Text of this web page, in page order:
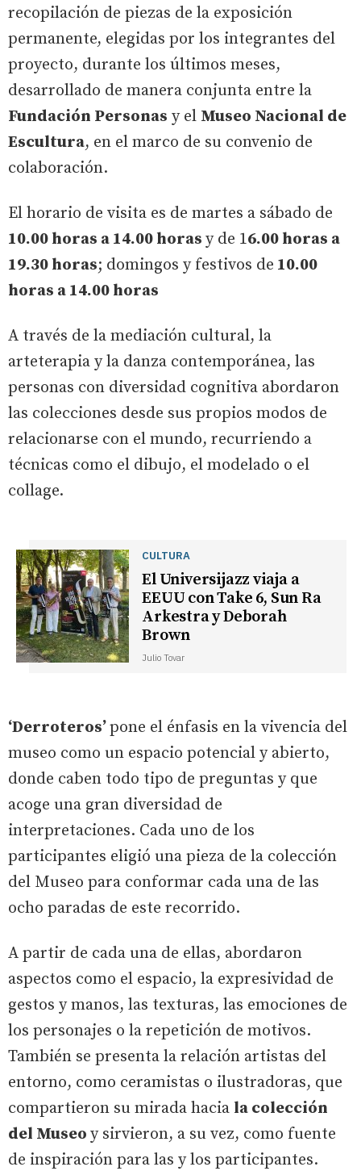
recopilación de piezas de la exposición
permanente, elegidas por los integrantes del
proyecto, durante los últimos meses,
desarrollado de manera conjunta entre la
Fundación Personas y el Museo Nacional de
Escultura, en el marco de su convenio de
colaboración.
El horario de visita es de martes a sábado de
10.00 horas a 14.00 horas y de 16.00 horas a
19.30 horas; domingos y festivos de 10.00
horas a 14.00 horas
A través de la mediación cultural, la
arteterapia y la danza contemporánea, las
personas con diversidad cognitiva abordaron
las colecciones desde sus propios modos de
relacionarse con el mundo, recurriendo a
técnicas como el dibujo, el modelado o el
collage.
CULTURA
El Universijazz viaja a
EEUU con Take 6, Sun Ra
Arkestra y Deborah
Brown
Julio Tovar
‘Derroteros’pone el énfasis en la vivencia del
museo como un espacio potencial y abierto,
donde caben todo tipo de preguntas y que
acoge una gran diversidad de
interpretaciones. Cada uno de los
participantes eligió una pieza de la colección
del Museo para conformar cada una de las
ocho paradas de este recorrido.
A partir de cada una de ellas, abordaron
aspectos como el espacio, la expresividad de
gestos y manos, las texturas, las emociones de
los personajes o la repetición de motivos.
También se presenta la relación artistas del
entorno, como ceramistas o ilustradoras, que
compartieron su mirada hacia la colección
del Museo y sirvieron, a su vez, como fuente
de inspiración para las y los participantes.